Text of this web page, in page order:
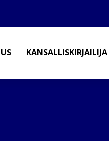
KANSALLISKIRJAILIJA